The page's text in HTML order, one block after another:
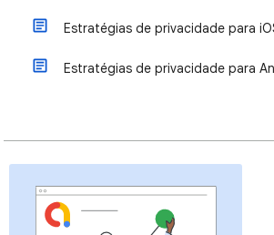
Estratégias de privacidade para
Estratégias de privacidade para